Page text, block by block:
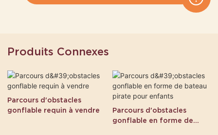
Produits Connexes
Parcours d'obstacles
gonflable requin à vendre
Parcours d'obstacles
gonflable en forme de